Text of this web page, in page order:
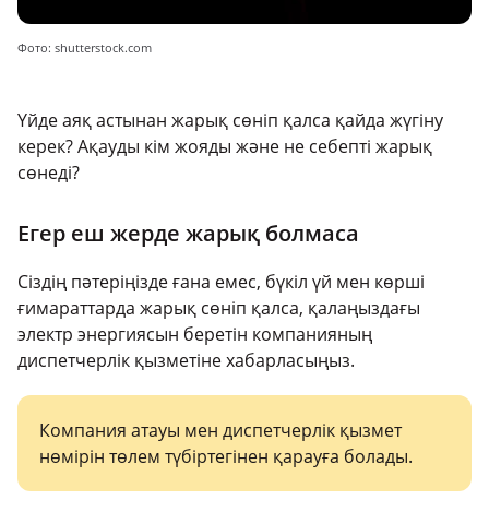
Фото: shutterstock.com
Үйде аяқ астынан жарық сөніп қалса қайда жүгіну
керек? Ақауды кім жояды және не себепті жарық
сөнеді?
Егер еш жерде жарық болмаса
Сіздің пәтеріңізде ғана емес, бүкіл үй мен көрші
ғимараттарда жарық сөніп қалса, қалаңыздағы
электр энергиясын беретін компанияның
диспетчерлік қызметіне хабарласыңыз.
Компания атауы мен диспетчерлік қызмет
нөмірін төлем түбіртегінен қарауға болады.